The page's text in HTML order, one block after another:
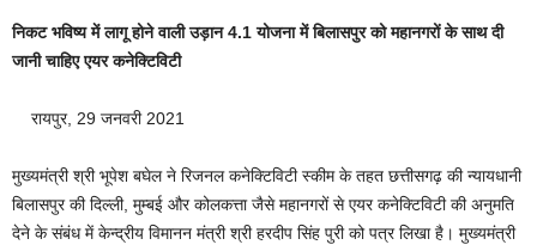
निकट भविष्य में लागू होने वाली उड़ान 4.1 योजना में बिलासपुर को महानगरों के साथ दी
जानी चाहिए एयर कनेक्टिविटी
रायपुर, 29 जनवरी 2021
मुख्यमंत्री श्री भूपेश बघेल ने रिजनल कनेक्टिविटी स्कीम के तहत छत्तीसगढ़ की न्यायधानी
बिलासपुर की दिल्ली, मुम्बई और कोलकत्ता जैसे महानगरों से एयर कनेक्टिविटी की अनुमति
देने के संबंध में केन्द्रीय विमानन मंत्री श्री हरदीप सिंह पुरी को पत्र लिखा है। मुख्यमंत्री